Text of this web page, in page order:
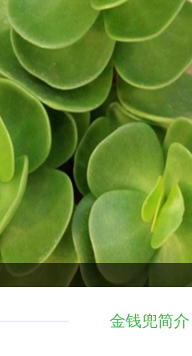
金钱兜简介